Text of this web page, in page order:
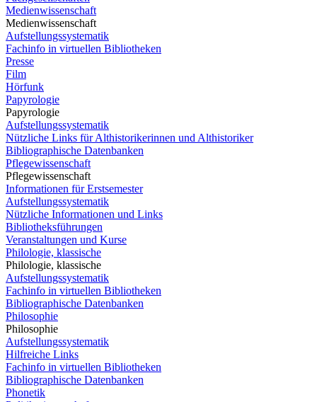
Medienwissenschaft
Medienwissenschaft
Aufstellungssystematik
Fachinfo in virtuellen Bibliotheken
Presse
Film
Hörfunk
Papyrologie
Papyrologie
Aufstellungssystematik
Nützliche Links für Althistorikerinnen und Althistoriker
Bibliographische Datenbanken
Pflegewissenschaft
Pflegewissenschaft
Informationen für Erstsemester
Aufstellungssystematik
Nützliche Informationen und Links
Bibliotheksführungen
Veranstaltungen und Kurse
Philologie, klassische
Philologie, klassische
Aufstellungssystematik
Fachinfo in virtuellen Bibliotheken
Bibliographische Datenbanken
Philosophie
Philosophie
Aufstellungssystematik
Hilfreiche Links
Fachinfo in virtuellen Bibliotheken
Bibliographische Datenbanken
Phonetik